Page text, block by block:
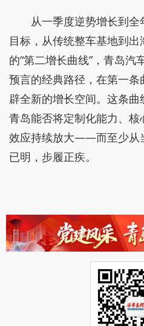
从一季度逆势增长到
目标，从传统整车基地到
的“第二增长曲线”，青岛汽
预言的经典路径，在第一
辟全新的增长空间。这条
青岛能否将定制化能力、
效应持续放大——而至少从
已明，步履正疾。